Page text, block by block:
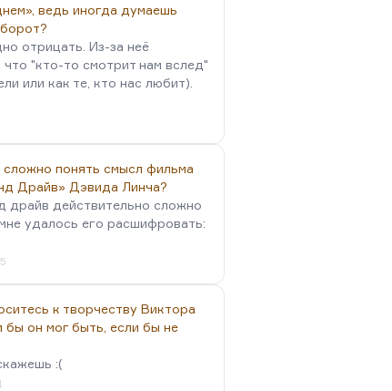
ведь иногда думаешь
отрицать. Из-за неё
"кто-то смотрит нам вслед"
или как те, кто нас любит).
сложно понять смысл фильма
Драйв» Дэвида Линча?
драйв действительно сложно
удалось его расшифровать:
к творчеству Виктора
бы он мог быть, если бы не
:(